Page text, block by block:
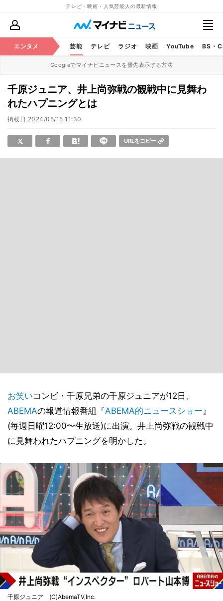
テレビ・映画・人気芸能人の最新情報
エンタメ 芸能 テレビ ラジオ 映画 YouTube BS・
Googleでマイナビニュースを優先表示する方法
千原ジュニア、井上尚弥戦の観戦中に見舞わ
れたハプニングとは
掲載日 2024/05/15 11:30
URLをコピー
お笑いコンビ・千原兄弟の千原ジュニアが12日、
ABEMAの報道情報番組『ABEMA的ニュースショー』
(毎週日曜12:00〜生放送)に出演。井上尚弥戦の観戦中
に見舞われたハプニングを明かした。
千原ジュニア (C)AbemaTV,Inc.